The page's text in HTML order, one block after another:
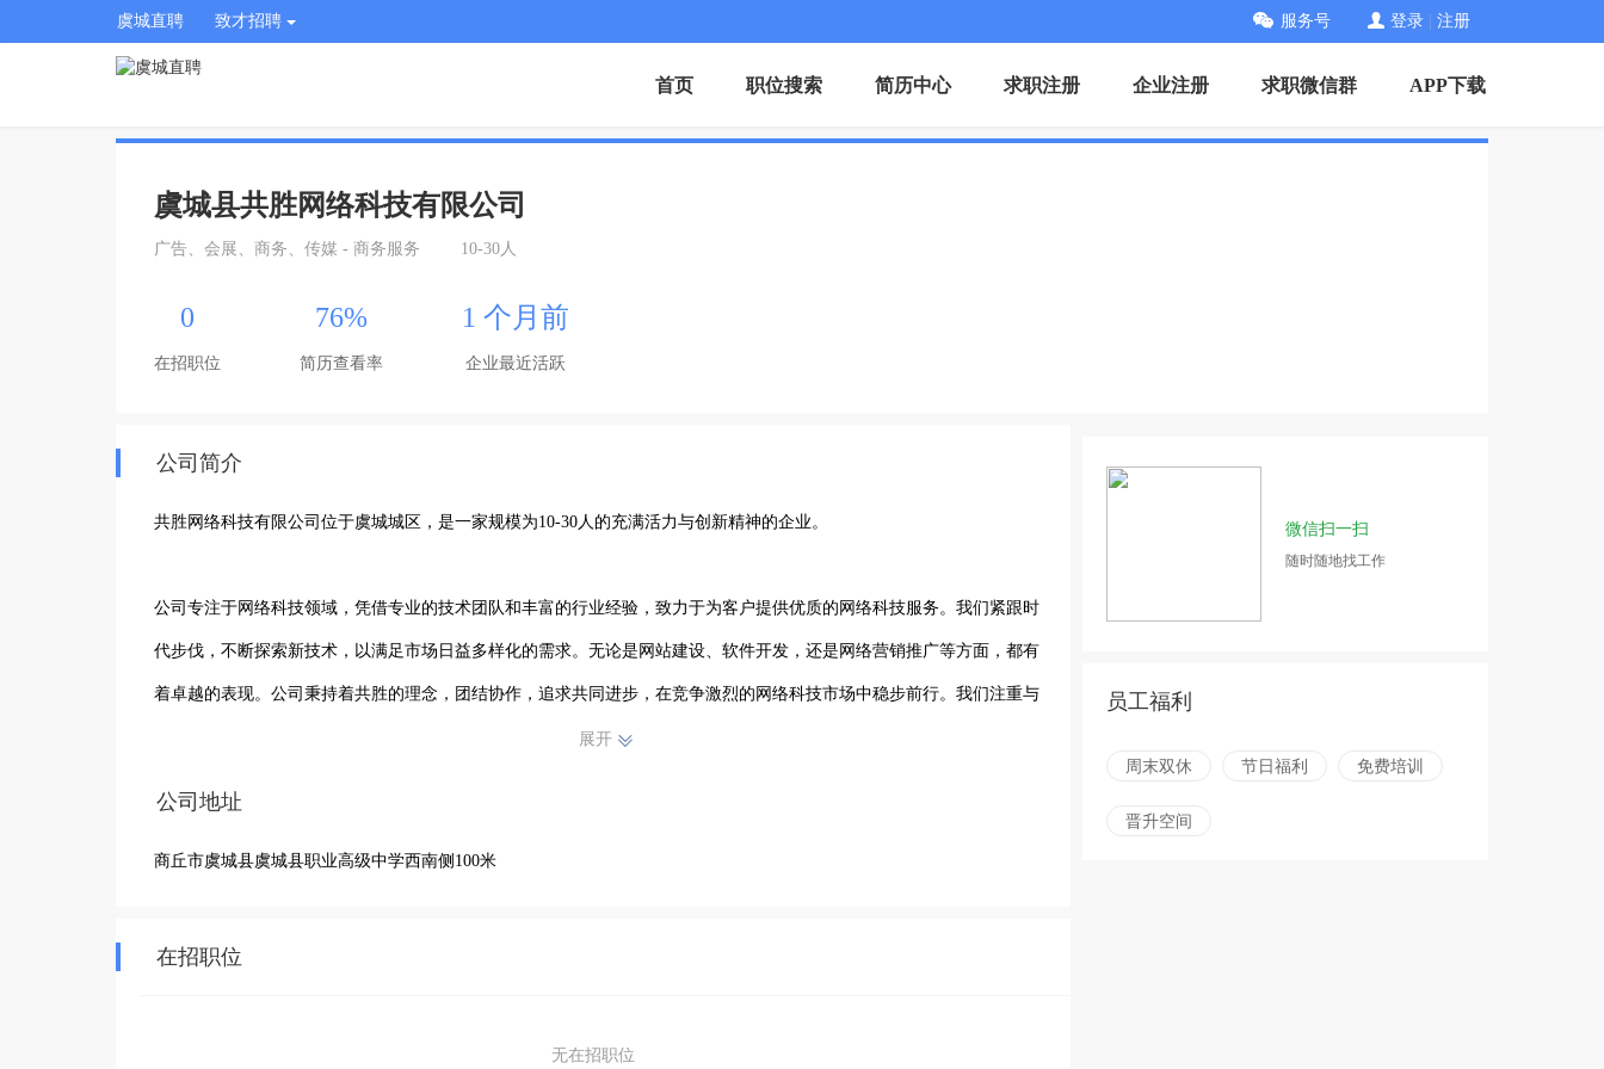
虞城直聘 致才招聘 服务号 登录 注册
首页 职位搜索 简历中心 求职注册 企业注册 求职微信群 APP下载
虞城县共胜网络科技有限公司
广告、会展、商务、传媒 - 商务服务 10-30人
0
在招职位
76%
简历查看率
1 个月前
企业最近活跃
公司简介
共胜网络科技有限公司位于虞城城区，是一家规模为10-30人的充满活力与创新精神的企业。
公司专注于网络科技领域，凭借专业的技术团队和丰富的行业经验，致力于为客户提供优质的网络科技服务。我们紧跟时
代步伐，不断探索新技术，以满足市场日益多样化的需求。无论是网站建设、软件开发，还是网络营销推广等方面，都有
着卓越的表现。公司秉持着共胜的理念，团结协作，追求共同进步，在竞争激烈的网络科技市场中稳步前行。我们注重与
客户建立长期稳定的合作关系，深入了解客户需求，为其量身定制个性化的解决方案，助力客户在网络世界中脱颖而出，
展开
公司地址
商丘市虞城县虞城县职业高级中学西南侧100米
在招职位
无在招职位
微信扫一扫
随时随地找工作
员工福利
周末双休 节日福利 免费培训
晋升空间